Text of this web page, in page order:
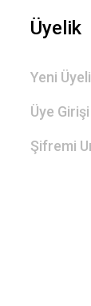
Üyelik
Yeni
Üye Girişi
Şifremi